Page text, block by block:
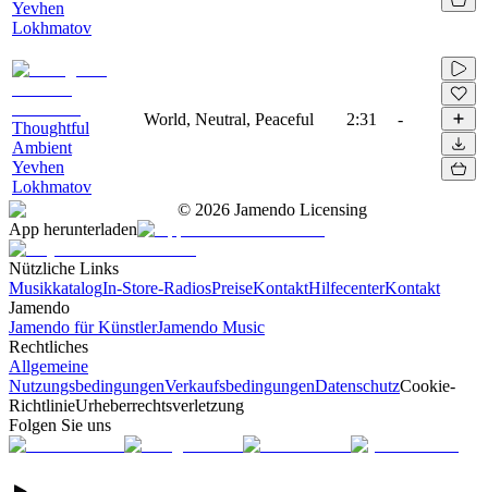
Yevhen
Lokhmatov
Thoughtful
Ambient
Yevhen
Lokhmatov
World, Neutral, Peaceful 2:31 -
© 2026 Jamendo Licensing
App herunterladen
Nützliche Links
MusikkatalogIn-Store-RadiosPreiseKontaktHilfecenterKontakt
Jamendo
Jamendo für KünstlerJamendo Music
Rechtliches
Allgemeine
NutzungsbedingungenVerkaufsbedingungenDatenschutzCookie-
RichtlinieUrheberrechtsverletzung
Folgen Sie uns